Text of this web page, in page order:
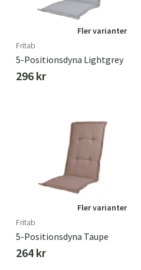
Fler varianter
Fritab
5-Positionsdyna Lightgrey
296 kr
Fler varianter
Fritab
5-Positionsdyna Taupe
264 kr